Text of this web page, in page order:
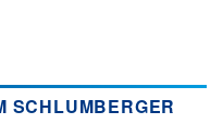
/ 17:29:06
SCHLUMBERGER